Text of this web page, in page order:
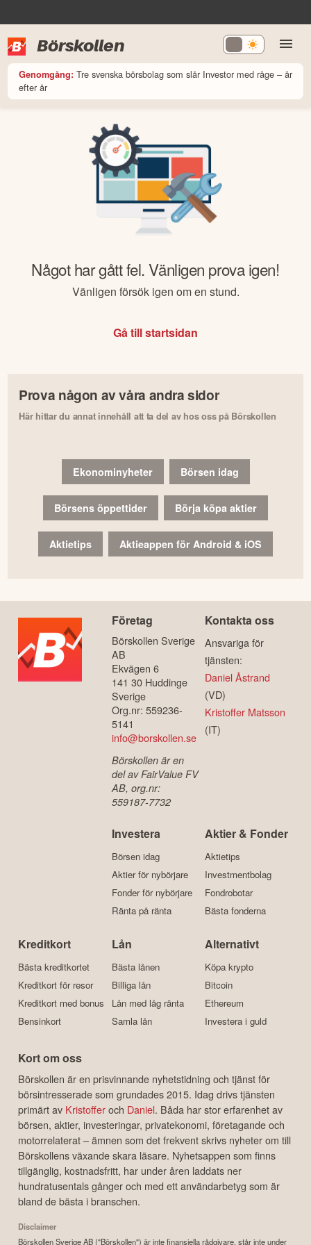
Börskollen
Genomgång: Tre svenska börsbolag som slår Investor med råge – år
efter år
Något har gått fel. Vänligen prova igen!
Vänligen försök igen om en stund.
Gå till startsidan
Prova någon av våra andra sidor
Här hittar du annat innehåll att ta del av hos oss på Börskollen
Ekonominyheter Börsen idag
Börsens öppettider Börja köpa aktier
Aktietips Aktieappen för Android & iOS
Företag
Börskollen Sverige
AB
Ekvägen 6
141 30 Huddinge
Sverige
Org.nr: 559236-
5141
info@borskollen.se
Börskollen är en
del av FairValue FV
AB, org.nr:
559187-7732
Kontakta oss
Ansvariga för
tjänsten:
Daniel Åstrand
(VD)
Kristoffer Matsson
(IT)
Investera
Börsen idag
Aktier för nybörjare
Fonder för nybörjare
Ränta på ränta
Aktier & Fonder
Aktietips
Investmentbolag
Fondrobotar
Bästa fonderna
Kreditkort
Bästa kreditkortet
Kreditkort för resor
Kreditkort med bonus
Bensinkort
Lån
Bästa lånen
Billiga lån
Lån med låg ränta
Samla lån
Alternativt
Köpa krypto
Bitcoin
Ethereum
Investera i guld
Kort om oss
Börskollen är en prisvinnande nyhetstidning och tjänst för
börsintresserade som grundades 2015. Idag drivs tjänsten
primärt av Kristofferoch Daniel. Båda har stor erfarenhet av
börsen, aktier, investeringar, privatekonomi, företagande och
motorrelaterat – ämnen som det frekvent skrivs nyheter om till
Börskollens växande skara läsare. Nyhetsappen som finns
tillgänglig, kostnadsfritt, har under åren laddats ner
hundratusentals gånger och med ett användarbetyg som är
bland de bästa i branschen.
Disclaimer
Börskollen Sverige AB ("Börskollen") är inte finansiella rådgivare, står inte under